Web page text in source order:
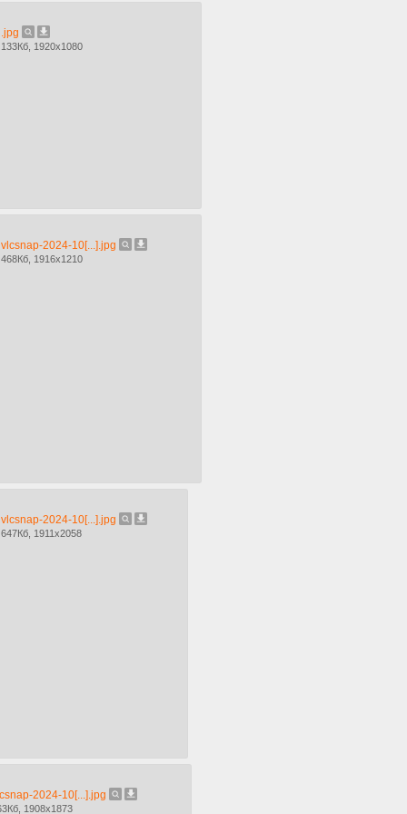
.jpg
133Кб, 1920x1080
vlcsnap-2024-10[...].jpg
468Кб, 1916x1210
vlcsnap-2024-10[...].jpg
647Кб, 1911x2058
2024-10[...].jpg
1908x1873